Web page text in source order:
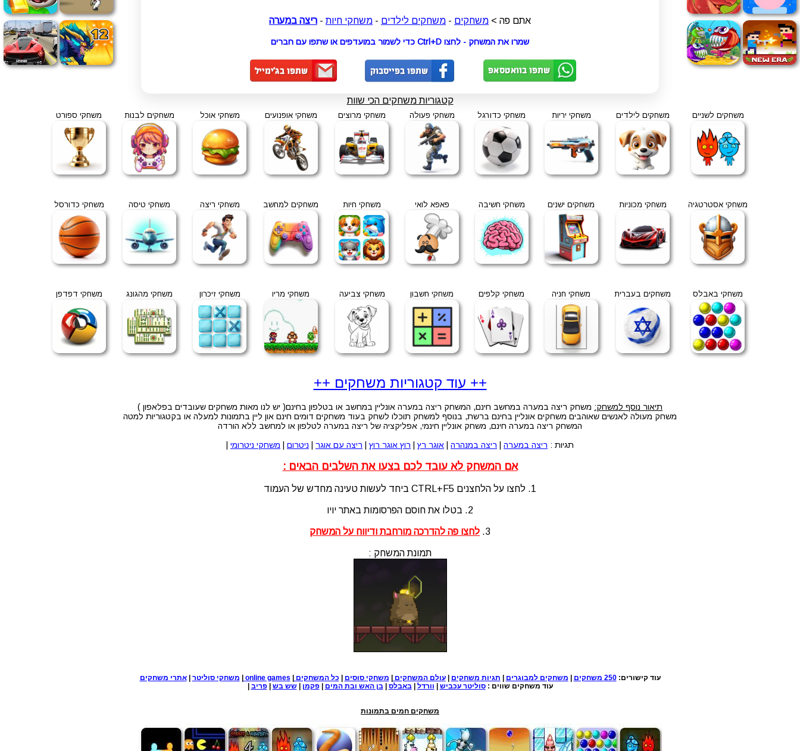
אתם פה > משחקים - משחקים לילדים - משחקי חיות - ריצה במערה
שמרו את המשחק - לחצו Ctrl+D כדי לשמור במועדפים או שתפו עם חברים
קטגוריות משחקים הכי שוות
משחקים לשניים משחקים לילדים משחקי יריות משחקי כדורגל משחקי פעולה משחקי מרוצים משחקי אופנועים משחקי אוכל משחקים לבנות משחקי ספורט
משחקי אסטרטגיה משחקי מכוניות משחקים ישנים משחקי חשיבה פאפא לואי משחקי חיות משחקים למחשב משחקי ריצה משחקי טיסה משחקי כדורסל
משחקי באבלס משחקים בעברית משחקי חניה משחקי קלפים משחקי חשבון משחקי צביעה משחקי מריו משחקי זיכרון משחקי מהגונג משחקי דפדפן
++ עוד קטגוריות משחקים ++
תיאור נוסף למשחק: משחק ריצה במערה במחשב חינם, המשחק ריצה במערה אונליין במחשב או בטלפון בחינם( יש לנו מאות משחקים שעובדים בפלאפון )
משחק מעולה לאנשים שאוהבים משחקים אונליין בחינם ברשת, בנוסף למשחק תוכלו לשחק בעוד משחקים דומים חינם און ליין בתמונות למעלה או בקטגוריות למטה
המשחק ריצה במערה חינם, משחק אונליין חינמי, אפליקציה של ריצה במערה לטלפון או למחשב ללא הורדה
תגיות : ריצה במערה ריצה במנהרה אוגר רץ| רוץ אוגר רוץ| ריצה עם אוגר ניטרום משחקי ניטרומי
אם המשחק לא עובד לכם בצעו את השלבים הבאים :
1. לחצו על הלחצנים CTRL+F5 ביחד לעשות טעינה מחדש של העמוד
2. בטלו את חוסם הפרסומות באתר יויו
3. לחצו פה להדרכה מורחבת ודיווח על המשחק
תמונת המשחק :
עוד קישורים:250 משחקים משחקים למבוגרים תגיות משחקים |עולם המשחקים משחקי סוסים כל המשחקים online games משחקי סוליטר |אתרי משחקים
עוד משחקים שווים :סוליטר עכביש וורדל |באבלס |בן האש ובת המים |פקמן |שש בש |פריב
משחקים חמים בתמונות